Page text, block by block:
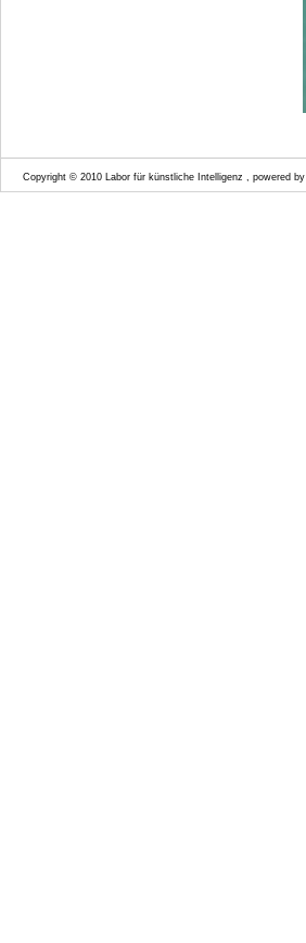
Copyright © 2010 Labor für künstliche Intelligenz , powered by